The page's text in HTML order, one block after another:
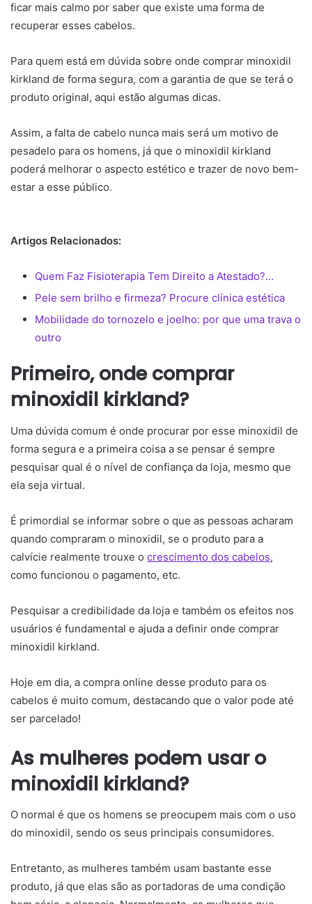
ficar mais calmo por saber que existe uma forma de
recuperar esses cabelos.
Para quem está em dúvida sobre onde comprar minoxidil
kirkland de forma segura, com a garantia de que se terá o
produto original, aqui estão algumas dicas.
Assim, a falta de cabelo nunca mais será um motivo de
pesadelo para os homens, já que o minoxidil kirkland
poderá melhorar o aspecto estético e trazer de novo bem-
estar a esse público.
Artigos Relacionados:
Quem Faz Fisioterapia Tem Direito a Atestado?…
Pele sem brilho e firmeza? Procure clínica estética
Mobilidade do tornozelo e joelho: por que uma trava o
outro
Primeiro, onde comprar
minoxidil kirkland?
Uma dúvida comum é onde procurar por esse minoxidil de
forma segura e a primeira coisa a se pensar é sempre
pesquisar qual é o nível de confiança da loja, mesmo que
ela seja virtual.
É primordial se informar sobre o que as pessoas acharam
quando compraram o minoxidil, se o produto para a
calvície realmente trouxe o crescimento dos cabelos,
como funcionou o pagamento, etc.
Pesquisar a credibilidade da loja e também os efeitos nos
usuários é fundamental e ajuda a definir onde comprar
minoxidil kirkland.
Hoje em dia, a compra online desse produto para os
cabelos é muito comum, destacando que o valor pode até
ser parcelado!
As mulheres podem usar o
minoxidil kirkland?
O normal é que os homens se preocupem mais com o uso
do minoxidil, sendo os seus principais consumidores.
Entretanto, as mulheres também usam bastante esse
produto, já que elas são as portadoras de uma condição